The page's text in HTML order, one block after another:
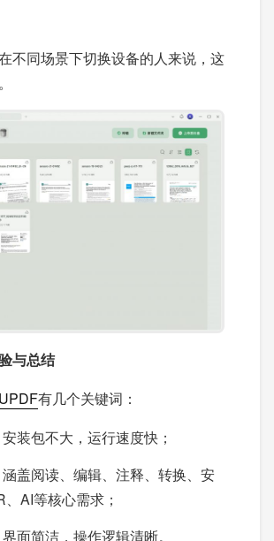
不同场景下切换设备的人来说，这
与总结
UPDF有几个关键词：
装包不大，运行速度快；
涵盖阅读、编辑、注释、转换、安
AI等核心需求；
界面简洁，操作逻辑清晰。